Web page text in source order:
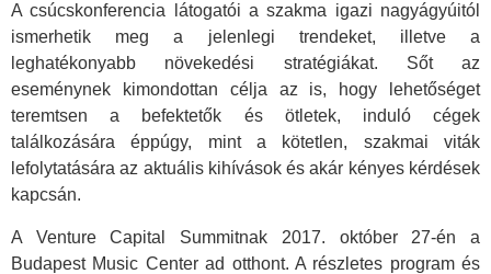
A csúcskonferencia látogatói a szakma igazi nagyágyúitól
ismerhetik meg a jelenlegi trendeket, illetve a
leghatékonyabb növekedési stratégiákat. Sőt az
eseménynek kimondottan célja az is, hogy lehetőséget
teremtsen a befektetők és ötletek, induló cégek
találkozására éppúgy, mint a kötetlen, szakmai viták
lefolytatására az aktuális kihívások és akár kényes kérdések
kapcsán.
A Venture Capital Summitnak 2017. október 27-én a
Budapest Music Center ad otthont. A részletes program és